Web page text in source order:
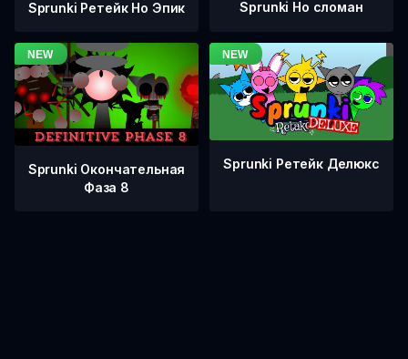
Sprunki Ретейк Но Эпик Sprunki Но сломан
Sprunki Окончательная
Фаза 8
Sprunki Ретейк Делюкс